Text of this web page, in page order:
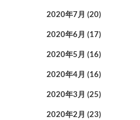
2020年7月 (20)
2020年6月 (17)
2020年5月 (16)
2020年4月 (16)
2020年3月 (25)
2020年2月 (23)